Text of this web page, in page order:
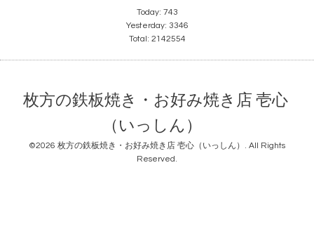
Today: 743
Yesterday: 3346
Total: 2142554
枚方の鉄板焼き・お好み焼き店 壱心
（いっしん）
©2026 枚方の鉄板焼き・お好み焼き店 壱心（いっしん） . All Rights
Reserved.